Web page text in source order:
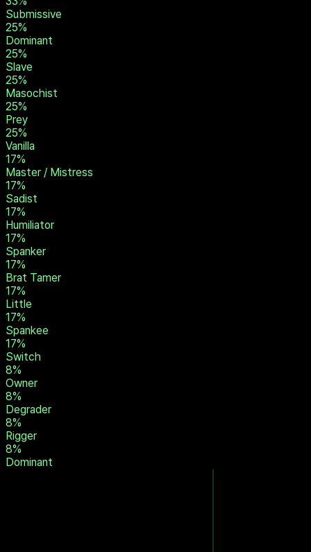
Degradee
42%
Rope Bunny
33%
Pet
33%
Brat
33%
Submissive
25%
Dominant
25%
Slave
25%
Masochist
25%
Prey
25%
Vanilla
17%
Master / Mistress
17%
Sadist
17%
Humiliator
17%
Spanker
17%
Brat Tamer
17%
Little
17%
Spankee
17%
Switch